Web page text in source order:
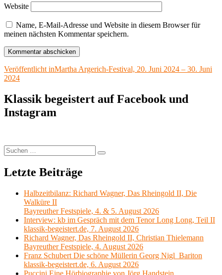
Website
Name, E-Mail-Adresse und Website in diesem Browser für
meinen nächsten Kommentar speichern.
Beitragsnavigation
Veröffentlicht inMartha Argerich-Festival, 20. Juni 2024 – 30. Juni
2024
Klassik begeistert auf Facebook und
Instagram
Suchen
nach:
Suchen
Letzte Beiträge
Halbzeitbilanz: Richard Wagner, Das Rheingold II, Die
Walküre II
Bayreuther Festspiele, 4. & 5. August 2026
Interview: kb im Gespräch mit dem Tenor Long Long, Teil II
klassik-begeistert.de, 7. August 2026
Richard Wagner, Das Rheingold II, Christian Thielemann
Bayreuther Festspiele, 4. August 2026
Franz Schubert Die schöne Müllerin Georg Nigl Bariton
klassik-begeistert.de, 6. August 2026